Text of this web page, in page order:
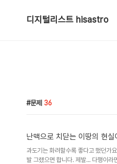
디지털리스트 hisastro
문제 36
난맥으로 치닫는 이땅의 현
과도기는 화려할수록 좋다고 했던가
발 그랬으면 합니다. 제발... 다행이라